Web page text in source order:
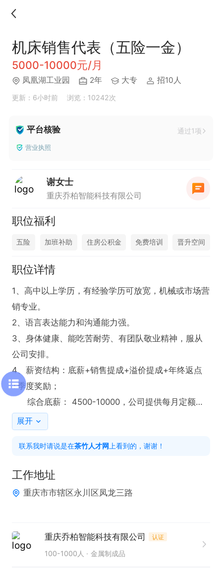
机床销售代表（五险一金）
5000-10000元/月
凤凰湖工业园 2年 大专 招10人
更新：6小时前 浏览：10242次
平台核验 通过1项
营业执照
谢女士
重庆乔柏智能科技有限公司
职位福利
五险 加班补助 住房公积金 免费培训 晋升空间
职位详情
1、高中以上学历，有经验学历可放宽，机械或市场营
销专业。
2、语言表达能力和沟通能力强。
3、身体健康、能吃苦耐劳、有团队敬业精神，服从
公司安排。
4、薪资结构：底薪+销售提成+溢价提成+年终返点
+季度奖励；
      综合底薪： 4500-10000，公司提供每月定额油
卡加油补助。
薪晋升机会，薪资和业绩挂钩。
阳。
7、公司产品质量稳定，机型全面，工作环境干净整
要勤奋一切皆有可能。
展开
联系我时请说是在茶竹人才网 上看到的，谢谢！
工作地址
重庆市市辖区永川区凤龙三路
重庆乔柏智能科技有限公司 认证
100-1000人 金属制成品